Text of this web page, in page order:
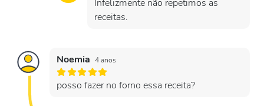
Infelizmente não repetimos as
receitas.
Noemia 4 anos
posso fazer no forno essa receita?